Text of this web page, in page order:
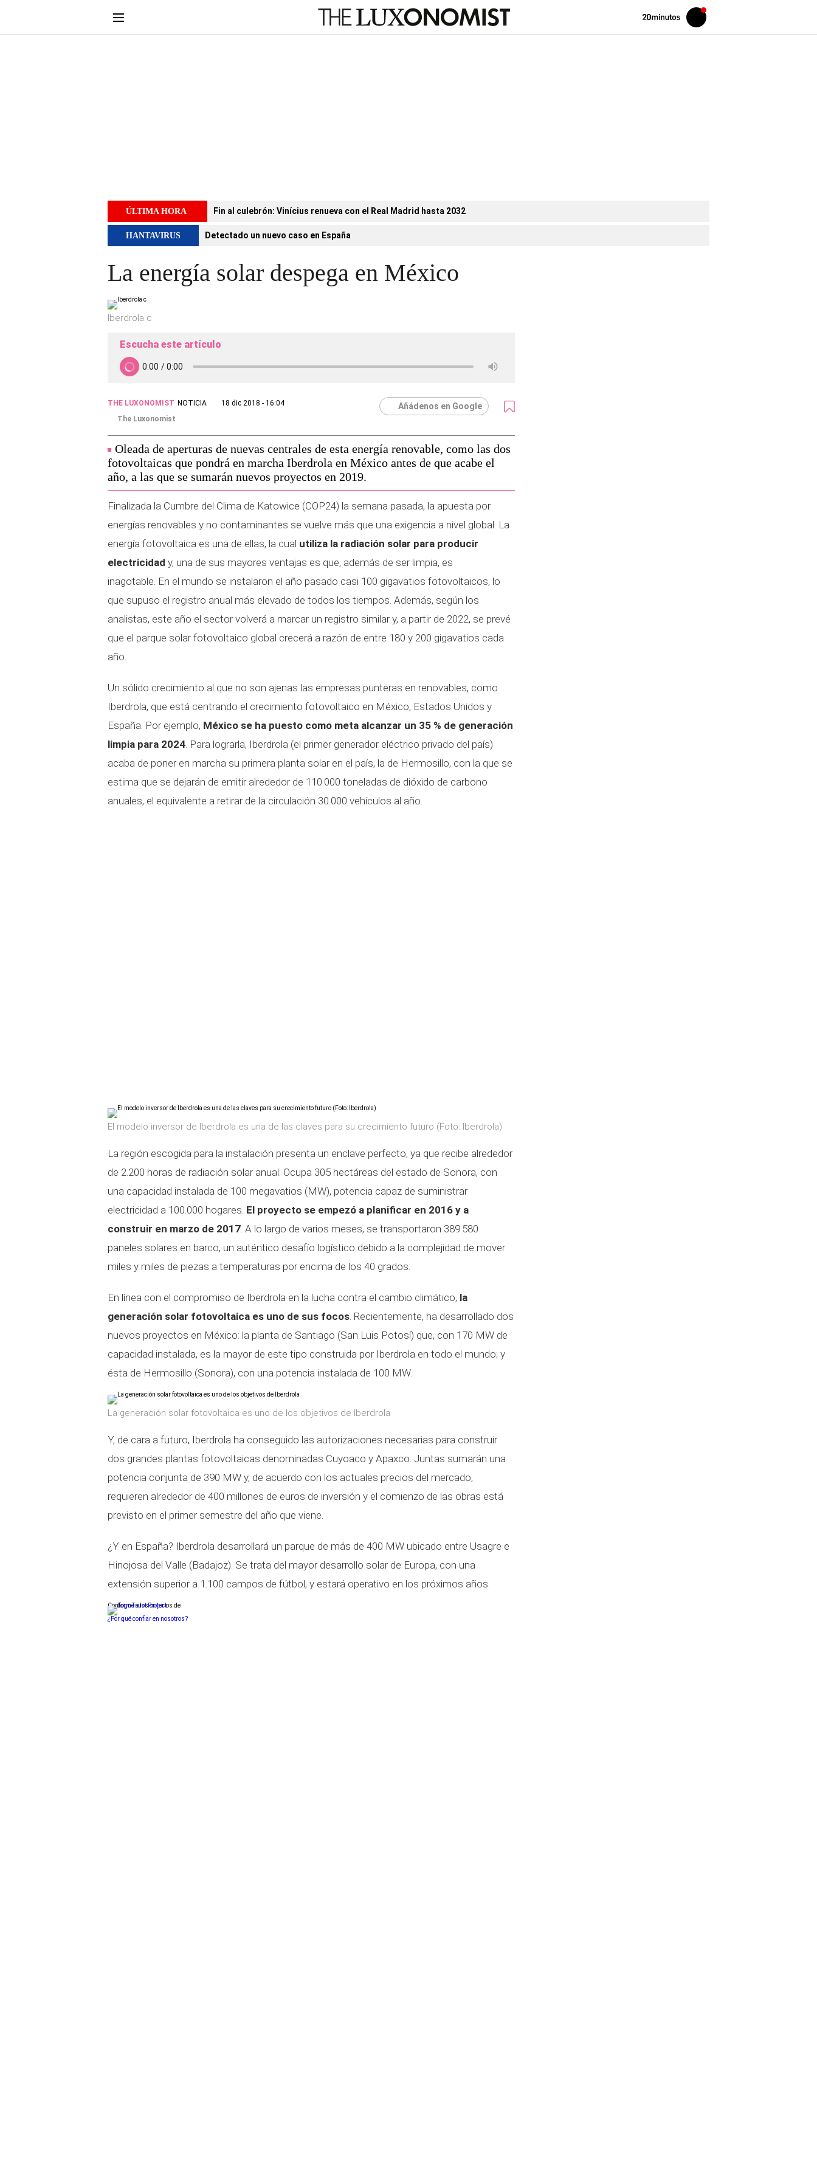
Volver
Iniciar
sesión
ÚLTIMA HORA Fin al culebrón: Vinícius renueva con el Real Madrid hasta 2032
HANTAVIRUS Detectado un nuevo caso en España
La energía solar despega en México
Iberdrola c
Escucha este artículo
THE LUXONOMIST NOTICIA
18 dic 2018 - 16:04
The Luxonomist
Añádenos en Google
Oleada de aperturas de nuevas centrales de esta energía renovable, como las dos
fotovoltaicas que pondrá en marcha Iberdrola en México antes de que acabe el
año, a las que se sumarán nuevos proyectos en 2019.
Finalizada la Cumbre del Clima de Katowice (COP24) la semana pasada, la apuesta por
energías renovables y no contaminantes se vuelve más que una exigencia a nivel global. La
energía fotovoltaica es una de ellas, la cual utiliza la radiación solar para producir
electricidad y, una de sus mayores ventajas es que, además de ser limpia, es
inagotable. En el mundo se instalaron el año pasado casi 100 gigavatios fotovoltaicos, lo
que supuso el registro anual más elevado de todos los tiempos. Además, según los
analistas, este año el sector volverá a marcar un registro similar y, a partir de 2022, se prevé
que el parque solar fotovoltaico global crecerá a razón de entre 180 y 200 gigavatios cada
año.
Un sólido crecimiento al que no son ajenas las empresas punteras en renovables, como
Iberdrola, que está centrando el crecimiento fotovoltaico en México, Estados Unidos y
España. Por ejemplo, México se ha puesto como meta alcanzar un 35 % de generación
limpia para 2024. Para lograrla, Iberdrola (el primer generador eléctrico privado del país)
acaba de poner en marcha su primera planta solar en el país, la de Hermosillo, con la que se
estima que se dejarán de emitir alrededor de 110.000 toneladas de dióxido de carbono
anuales, el equivalente a retirar de la circulación 30.000 vehículos al año.
El modelo inversor de Iberdrola es una de las claves para su crecimiento futuro (Foto: Iberdrola)
La región escogida para la instalación presenta un enclave perfecto, ya que recibe alrededor
de 2.200 horas de radiación solar anual. Ocupa 305 hectáreas del estado de Sonora, con
una capacidad instalada de 100 megavatios (MW), potencia capaz de suministrar
electricidad a 100.000 hogares. El proyecto se empezó a planificar en 2016 y a
construir en marzo de 2017. A lo largo de varios meses, se transportaron 389.580
paneles solares en barco, un auténtico desafío logístico debido a la complejidad de mover
miles y miles de piezas a temperaturas por encima de los 40 grados.
En línea con el compromiso de Iberdrola en la lucha contra el cambio climático, la
generación solar fotovoltaica es uno de sus focos. Recientemente, ha desarrollado dos
nuevos proyectos en México: la planta de Santiago (San Luis Potosí) que, con 170 MW de
capacidad instalada, es la mayor de este tipo construida por Iberdrola en todo el mundo; y
ésta de Hermosillo (Sonora), con una potencia instalada de 100 MW.
La generación solar fotovoltaica es uno de los objetivos de Iberdrola
Y, de cara a futuro, Iberdrola ha conseguido las autorizaciones necesarias para construir
dos grandes plantas fotovoltaicas denominadas Cuyoaco y Apaxco. Juntas sumarán una
potencia conjunta de 390 MW y, de acuerdo con los actuales precios del mercado,
requieren alrededor de 400 millones de euros de inversión y el comienzo de las obras está
previsto en el primer semestre del año que viene.
¿Y en España? Iberdrola desarrollará un parque de más de 400 MW ubicado entre Usagre e
Hinojosa del Valle (Badajoz). Se trata del mayor desarrollo solar de Europa, con una
extensión superior a 1.100 campos de fútbol, y estará operativo en los próximos años.
Conforme a los criterios de
¿Por qué confiar en nosotros?